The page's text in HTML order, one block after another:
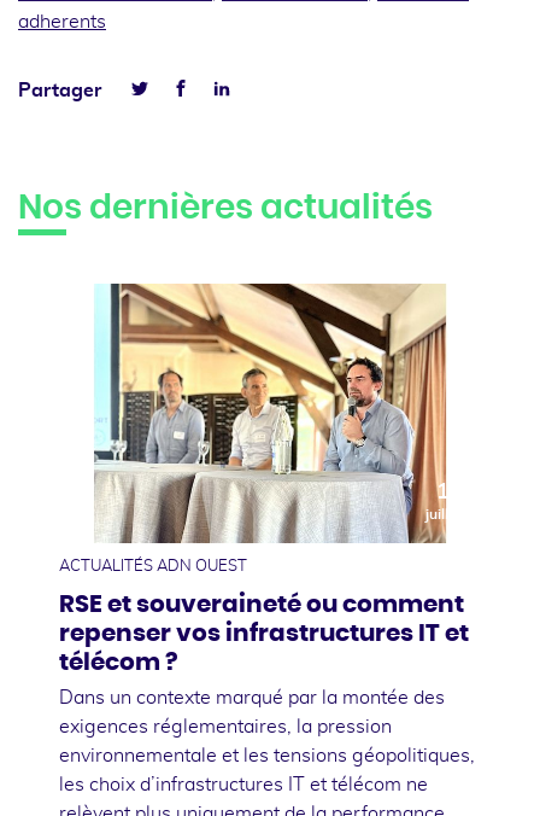
adherents
Partager
FacebookLinkedin
Nos dernières actualités
10
juillet
ACTUALITÉS ADN OUEST
RSE et souveraineté ou comment
repenser vos infrastructures IT et
télécom ?
Dans un contexte marqué par la montée des
exigences réglementaires, la pression
environnementale et les tensions géopolitiques,
les choix d’infrastructures IT et télécom ne